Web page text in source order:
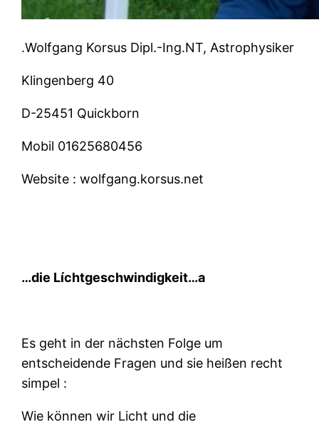
.Wolfgang Korsus Dipl.-Ing.NT, Astrophysiker
Klingenberg 40
D-25451 Quickborn
Mobil 01625680456
Website :wolfgang.korsus.net
…die Líchtgeschwindigkeit…a
Es geht in der nächsten Folge um
entscheidende Fragen und sie heißen recht
simpel :
Wie können wir Licht und die